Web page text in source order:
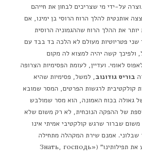
על-ידי מי שצריכים לבחון את חייהם
אותנטית להלך הרוח הרוסי בן ימינו, אם
יותר את ההלך הרוח שההגמוניה הרוסית
פטריוטיות מעולם לא הלכה בד בבד עם
ולפיכך קשה יהיה למצוא לה מקום
לאומי. ועדיין, לעומת הפסימיות הצרופה
בוריס גודונוב, למשל, פסימיות שהיא
קולקטיבית לרגשות הפרטים, המסר שמובא
גאולה בכוח האמונה, הוא מסר שמולבש
של ההפקה הנוכחית, לא רק משום שלא
שברור שרגש קולקטיבי אמיתי אינו
שבלוני. אמנם שירת המקהלה מתחילה
במילים "אלוהים שמע את תפילותינו" («Знать, господь